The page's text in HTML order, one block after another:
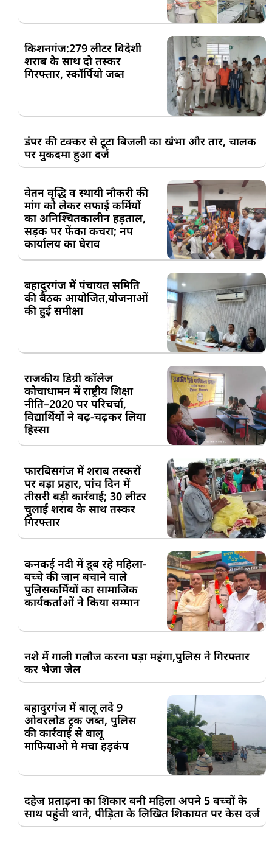
किशनगंज:279 लीटर विदेशी
शराब के साथ दो तस्कर
गिरफ्तार, स्कॉर्पियो जब्त
डंपर की टक्कर से टूटा बिजली का खंभा और तार, चालक
पर मुकदमा हुआ दर्ज
वेतन वृद्धि व स्थायी नौकरी की
मांग को लेकर सफाई कर्मियों
का अनिश्चितकालीन हड़ताल,
सड़क पर फेंका कचरा; नप
कार्यालय का घेराव
बहादुरगंज में पंचायत समिति
की बैठक आयोजित,योजनाओं
की हुई समीक्षा
राजकीय डिग्री कॉलेज
कोचाधामन में राष्ट्रीय शिक्षा
नीति–2020 पर परिचर्चा,
विद्यार्थियों ने बढ़-चढ़कर लिया
हिस्सा
फारबिसगंज में शराब तस्करों
पर बड़ा प्रहार, पांच दिन में
तीसरी बड़ी कार्रवाई; 30 लीटर
चुलाई शराब के साथ तस्कर
गिरफ्तार
कनकई नदी में डूब रहे महिला-
बच्चे की जान बचाने वाले
पुलिसकर्मियों का सामाजिक
कार्यकर्ताओं ने किया सम्मान
नशे में गाली गलौज करना पड़ा महंगा,पुलिस ने गिरफ्तार
कर भेजा जेल
बहादुरगंज में बालू लदे 9
ओवरलोड ट्रक जब्त, पुलिस
की कार्रवाई से बालू
माफियाओ मे मचा हड़कंप
दहेज प्रताड़ना का शिकार बनी महिला अपने 5 बच्चों के
साथ पहुंची थाने, पीड़िता के लिखित शिकायत पर केस दर्ज